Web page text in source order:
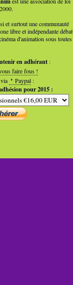
et surtout une communauté
libre et indépendante
d'animation sous toutes
en adhérant :
faire fous !
Paypal :
pour 2015 :